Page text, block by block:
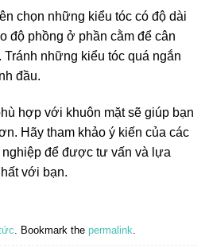
chọn những kiểu tóc có độ dài
độ phồng ở phần cằm để cân
Tránh những kiểu tóc quá ngắn
đầu.
hợp với khuôn mặt sẽ giúp bạn
Hãy tham khảo ý kiến của các
nghiệp để được tư vấn và lựa
với bạn.
. Bookmark the permalink.